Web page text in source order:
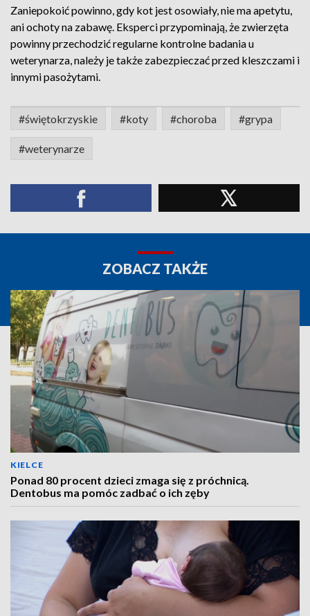
Zaniepokoić powinno, gdy kot jest osowiały, nie ma apetytu,
ani ochoty na zabawę. Eksperci przypominają, że zwierzęta
powinny przechodzić regularne kontrolne badania u
weterynarza, należy je także zabezpieczać przed kleszczami i
innymi pasożytami.
#świętokrzyskie #koty #choroba #grypa
#weterynarze
ZOBACZ TAKŻE
KIELCE
Ponad 80 procent dzieci zmaga się z próchnicą.
Dentobus ma pomóc zadbać o ich zęby